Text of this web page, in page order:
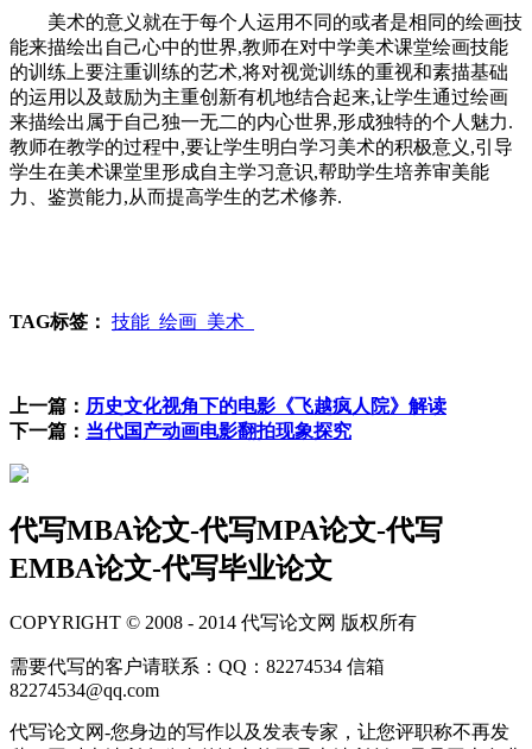
美术的意义就在于每个人运用不同的或者是相同的绘画技
能来描绘出自己心中的世界,教师在对中学美术课堂绘画技能
的训练上要注重训练的艺术,将对视觉训练的重视和素描基础
的运用以及鼓励为主重创新有机地结合起来,让学生通过绘画
来描绘出属于自己独一无二的内心世界,形成独特的个人魅力.
教师在教学的过程中,要让学生明白学习美术的积极意义,引导
学生在美术课堂里形成自主学习意识,帮助学生培养审美能
力、鉴赏能力,从而提高学生的艺术修养.
TAG标签： 技能 绘画 美术
上一篇： 历史文化视角下的电影《飞越疯人院》解读
下一篇： 当代国产动画电影翻拍现象探究
代写MBA论文-代写MPA论文-代写
EMBA论文-代写毕业论文
COPYRIGHT © 2008 - 2014 代写论文网 版权所有
需要代写的客户请联系：QQ：82274534 信箱
82274534@qq.com
代写论文网-您身边的写作以及发表专家，让您评职称不再发